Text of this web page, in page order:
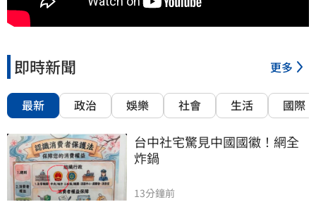
即時新聞 更多
最新 政治 娛樂 社會 生活 國際
台中社宅驚見中國國徽！網全
炸鍋
13分鐘前